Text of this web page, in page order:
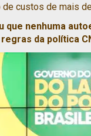
custos de mais
que nenhuma
da política